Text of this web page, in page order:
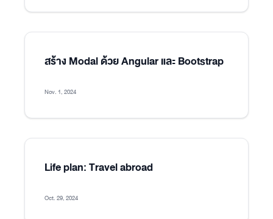
สร้าง Modal ด้วย Angular และ Bootstrap
Nov. 1, 2024
Life plan: Travel abroad
Oct. 29, 2024